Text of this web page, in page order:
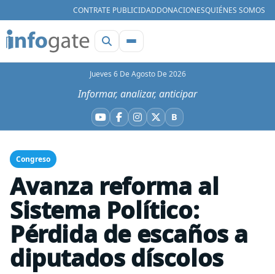
CONTRATE PUBLICIDADDONACIONESQUIÉNES SOMOS
Jueves 6 De Agosto De 2026
Informar, analizar, anticipar
YouTube
Facebook
Instagram
X BBluesky
Congreso
Avanza reforma al
Sistema Político:
Pérdida de escaños a
diputados díscolos